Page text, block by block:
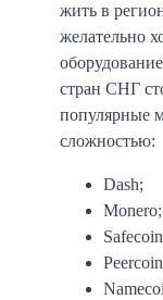
жить в
желательно
стран СНГ
популярные
сложностью:
Dash;
Monero;